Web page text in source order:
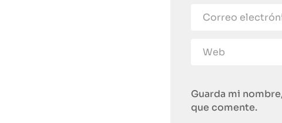
Guarda mi
que comente.